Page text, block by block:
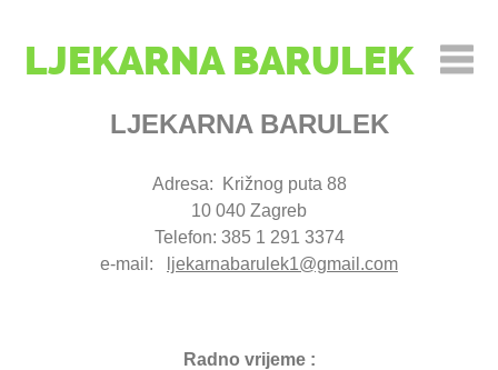
LJEKARNA BARULEK
LJEKARNA BARULEK
Adresa: Križnog puta 88
10 040 Zagreb
Telefon: 385 1 291 3374
e-mail:
ljekarnabarulek1@gmail.com
Radno vrijeme :